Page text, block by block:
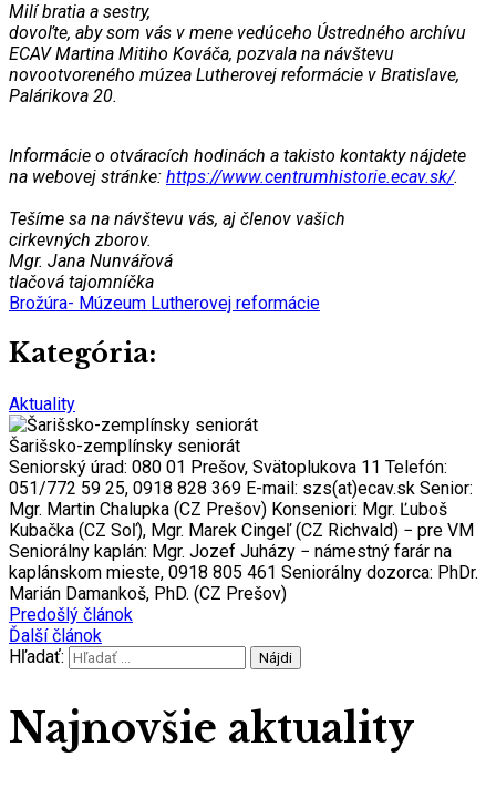
Milí bratia a sestry,
dovoľte, aby som vás v mene vedúceho Ústredného archívu
ECAV Martina Mitiho Kováča, pozvala na návštevu
novootvoreného múzea Lutherovej reformácie v Bratislave,
Palárikova 20.
Informácie o otváracích hodinách a takisto kontakty nájdete
na webovej stránke: https://www.centrumhistorie.ecav.sk/.
Tešíme sa na návštevu vás, aj členov vašich
cirkevných zborov.
Mgr. Jana Nunvářová
tlačová tajomníčka
Brožúra- Múzeum Lutherovej reformácie
Kategória:
Aktuality
Šarišsko-zemplínsky seniorát
Seniorský úrad: 080 01 Prešov, Svätoplukova 11 Telefón:
051/772 59 25, 0918 828 369 E-mail: szs(at)ecav.sk Senior:
Mgr. Martin Chalupka (CZ Prešov) Konseniori: Mgr. Ľuboš
Kubačka (CZ Soľ), Mgr. Marek Cingeľ (CZ Richvald) − pre VM
Seniorálny kaplán: Mgr. Jozef Juházy − námestný farár na
kaplánskom mieste, 0918 805 461 Seniorálny dozorca: PhDr.
Marián Damankoš, PhD. (CZ Prešov)
Predošlý článok
Ďalší článok
Hľadať:
Najnovšie aktuality